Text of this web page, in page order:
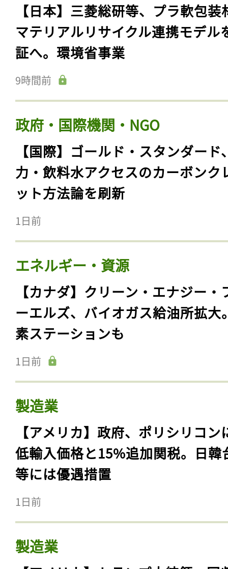
【日本】三菱総研等、プラ軟包装
マテリアルリサイクル連携モデル
証へ。環境省事業
9時間前
政府・国際機関・NGO
【国際】ゴールド・スタンダード
力・飲料水アクセスのカーボンク
ット方法論を刷新
1日前
エネルギー・資源
【カナダ】クリーン・エナジー・
ーエルズ、バイオガス給油所拡大
素ステーションも
1日前
製造業
【アメリカ】政府、ポリシリコン
低輸入価格と15%追加関税。日韓
等には優遇措置
1日前
製造業